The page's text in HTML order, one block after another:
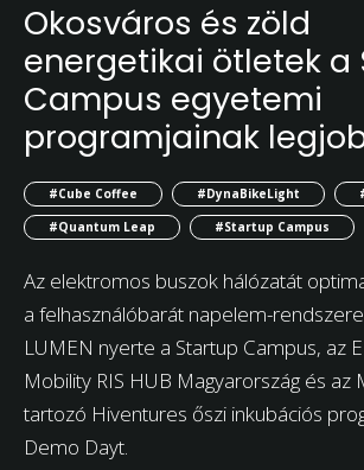
Okosváros és zöld
energetikai ötletek a
Campus egyetemi
programjainak
#Cube Coffee #DynaBikeLight
#Quantum Leap
#Startup Campus
Az elektromos buszok hálózatát
a felhasználóbarát napelem-
LUMEN nyerte a Startup Campus, az
Mobility RIS HUB Magyarország és az
tartozó Hiventures őszi inkubációs
Demo Dayt.